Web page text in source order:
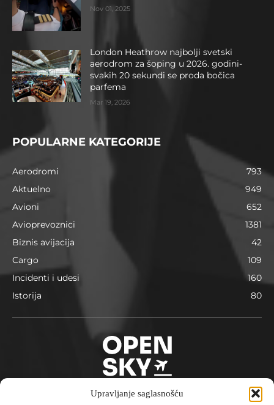
Upravljanje saglasnošću
Nov 01, 2025
London Heathrow najbolji svetski
aerodrom za šoping u 2026. godini-
svakih 20 sekundi se proda bočica
parfema
Mar 19, 2026
POPULARNE KATEGORIJE
Aerodromi
793
Aktuelno
949
Avioni
652
Avioprevoznici
1381
Biznis avijacija
42
Cargo
109
Incidenti i udesi
160
Istorija
80